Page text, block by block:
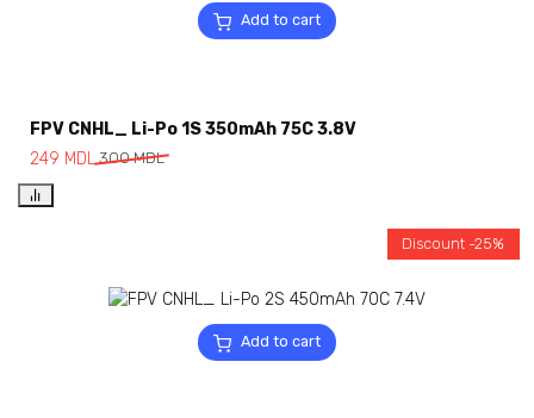
Add to cart
FPV CNHL_ Li-Po 1S 350mAh 75C 3.8V
300MDL
249 MDL
Add to cart
Discount -25%